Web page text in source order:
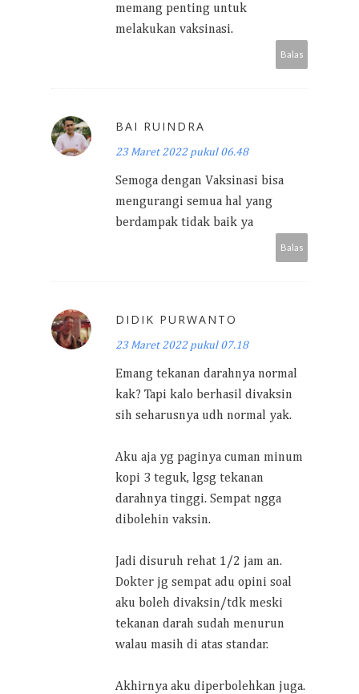
memang penting untuk
melakukan vaksinasi.
Balas
BAI RUINDRA
23 Maret 2022 pukul 06.48
Semoga dengan Vaksinasi bisa
mengurangi semua hal yang
berdampak tidak baik ya
Balas
DIDIK PURWANTO
23 Maret 2022 pukul 07.18
Emang tekanan darahnya normal
kak? Tapi kalo berhasil divaksin
sih seharusnya udh normal yak.
Aku aja yg paginya cuman minum
kopi 3 teguk, lgsg tekanan
darahnya tinggi. Sempat ngga
dibolehin vaksin.
Jadi disuruh rehat 1/2 jam an.
Dokter jg sempat adu opini soal
aku boleh divaksin/tdk meski
tekanan darah sudah menurun
walau masih di atas standar.
Akhirnya aku diperbolehkan juga.